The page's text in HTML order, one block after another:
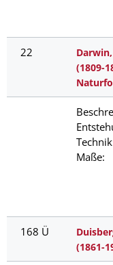
22
(1809-
Maße:
168 Ü
(1861-